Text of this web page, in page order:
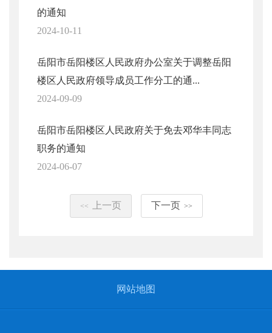
的通知
2024-10-11
岳阳市岳阳楼区人民政府办公室关于调整岳阳
楼区人民政府领导成员工作分工的通...
2024-09-09
岳阳市岳阳楼区人民政府关于免去邓华丰同志
职务的通知
2024-06-07
<< 上一页 下一页 >>
网站地图